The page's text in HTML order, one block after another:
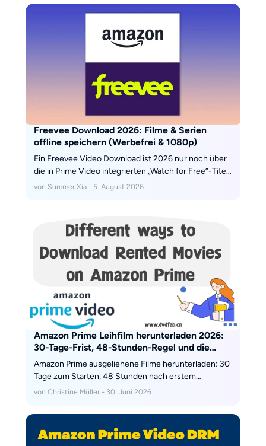
Freevee Download 2026: Filme & Serien
offline speichern (Werbefrei & 1080p)
Ein Freevee Video Download ist 2026 nur noch über
die in Prime Video integrierten „Watch for Free“-Titel
relevant, da die frühere Freevee-App nicht mehr
Funktionen keine frei nutzbare MP4- oder MKV-Datei
liefern und worauf Sie bei Bildqualität, Tonspuren,
Untertiteln, Werbung sowie der Speicherung ganzer
Staffeln achten sollten.
von Summer Xia - 5. August 2026
Amazon Prime Leihfilm herunterladen 2026:
30-Tage-Frist, 48-Stunden-Regel und die
echte Lösung
Amazon Prime ausgeliehene Filme herunterladen: 30
Tage zum Starten, 48 Stunden nach erstem
Abspielen — alle offiziellen Methoden 2026 plus die
Zugriff.
von Christine Müller - 30. Juni 2026